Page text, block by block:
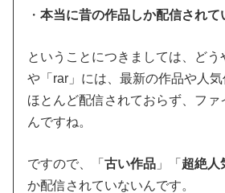
・本当に昔の作品しか配信されて
ということにつきましては、どう
や「rar」には、最新の作品や人気
ほとんど配信されておらず、ファ
んですね。
ですので、 「古い作品 」「 超絶人
か配信されていないんです。